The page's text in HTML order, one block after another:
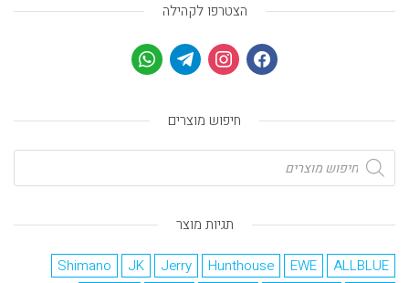
הצטרפו לקהילה
חיפוש מוצרים
תגיות מוצר
ALLBLUE
EWE
Hunthouse
Jerry
JK
Shimano